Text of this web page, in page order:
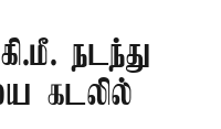
நடந்து
கடலில்